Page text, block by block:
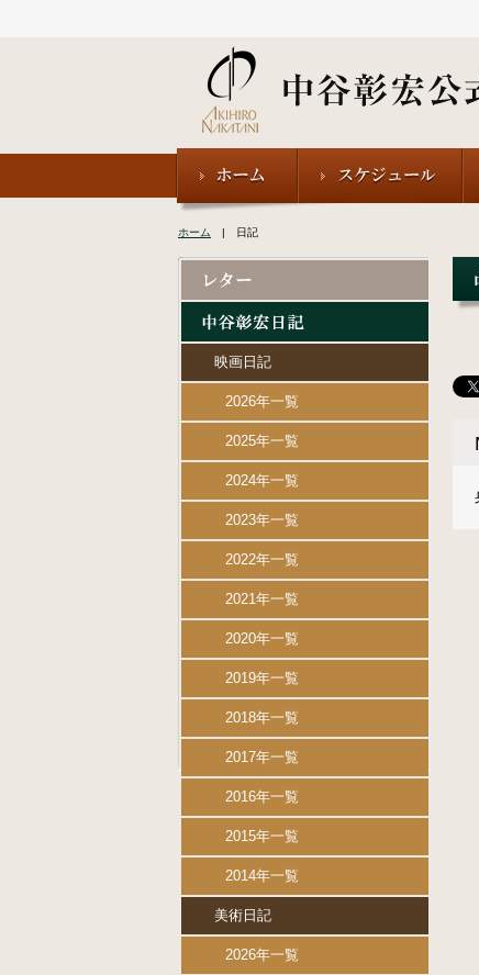
ホーム | 日記
映画日記
2026年一覧
2025年一覧
2024年一覧
2023年一覧
2022年一覧
2021年一覧
2020年一覧
2019年一覧
2018年一覧
2017年一覧
2016年一覧
2015年一覧
2014年一覧
美術日記
2026年一覧